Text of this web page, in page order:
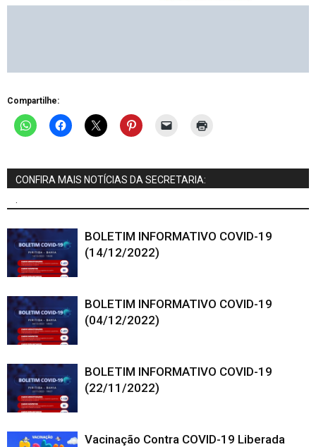
Compartilhe:
CONFIRA MAIS NOTÍCIAS DA SECRETARIA:
BOLETIM INFORMATIVO COVID-19
(14/12/2022)
BOLETIM INFORMATIVO COVID-19
(04/12/2022)
BOLETIM INFORMATIVO COVID-19
(22/11/2022)
Vacinação Contra COVID-19 Liberada